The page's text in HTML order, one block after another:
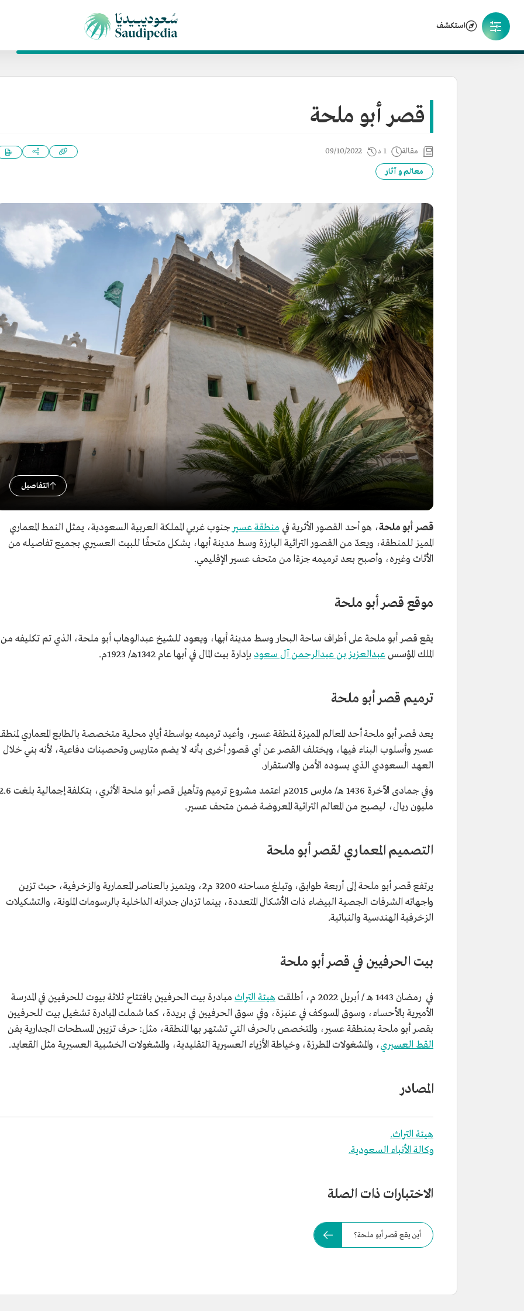
استكشف
قصر أبو ملحة
مقالة 1 د 09/10/2022
معالم و آثار
التفاصيل
قصر أبو ملحة، هو أحد القصور الأثرية في منطقة عسير جنوب غربي المملكة العربية السعودية، يمثل النمط المعماري
المميز للمنطقة، ويعدّ من القصور التراثية البارزة وسط مدينة أبها، يشكل متحفًا للبيت العسيري بجميع تفاصيله من
الأثاث وغيره، وأصبح بعد ترميمه جزءًا من متحف عسير الإقليمي.
موقع قصر أبو ملحة
يقع قصر أبو ملحة على أطراف ساحة البحار وسط مدينة أبها، ويعود للشيخ عبدالوهاب أبو ملحة، الذي تم تكليفه من
الملك المؤسسعبدالعزيز بن عبدالرحمن آل سعود بإدارة بيت المال في أبها عام 1342هـ/ 1923م.
ترميم قصر أبو ملحة
يعد قصر أبو ملحة أحد المعالم المميزة لمنطقة عسير، وأعيد ترميمه بواسطة أيادٍ محلية متخصصة بالطابع المعماري
عسير وأسلوب البناء فيها، ويختلف القصر عن أي قصور أخرى بأنه لا يضم متاريس وتحصينات دفاعية، لأنه بني خلال
العهد السعودي الذي يسوده الأمن والاستقرار.
وفي جمادى الآخرة 1436 هـ/ مارس 2015م اعتمد مشروع ترميم وتأهيل قصر أبو ملحة
مليون ريال، ليصبح من المعالم التراثية المعروضة ضمن متحف عسير.
التصميم المعماري لقصر أبو ملحة
يرتفع قصر أبو ملحة إلى أربعة طوابق، وتبلغ مساحته 3200 م2، ويتميز بالعناصر المعمارية والزخرفية، حيث تزين
واجهاته الشرفات الجصية البيضاء ذات الأشكال المتعددة، بينما تزدان جدرانه الداخلية بالرسومات الملونة، والتشكيلات
الزخرفية الهندسية والنباتية.
بيت الحرفيين في قصر أبو ملحة
في رمضان 1443 هـ / أبريل 2022 م، أطلقت هيئة التراث مبادرة بيت الحرفيين بافتتاح ثلاثة بيوت للحرفيين في المدرسة
الأميرية بالأحساء، وسوق المسوكف في عنيزة، وفي سوق الحرفيين في بريدة، كما شملت المبادرة تشغيل بيت للحرفيين
بقصر أبو ملحة بمنطقة عسير، والمتخصص بالحرف التي تشتهر بها المنطقة، مثل: حرف تزيين المسطحات الجدارية بفن
القط العسيري، والمشغولات المطرزة، وخياطة الأزياء العسيرية التقليدية، والمشغولات الخشبية العسيرية مثل القعايد.
المصادر
هيئة التراث.
وكالة الأنباء السعودية.
الاختبارات ذات الصلة
أين يقع قصر أبو ملحة؟